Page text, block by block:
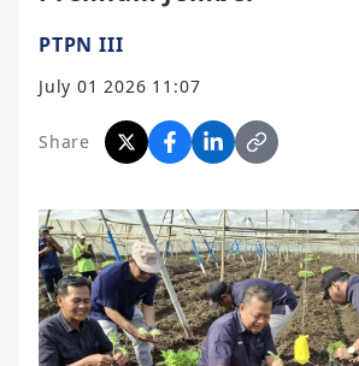
PTPN III
July 01 2026 11:07
Share